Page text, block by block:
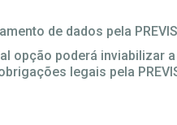
de dados pela
opção poderá inviabilizar a
legais pela